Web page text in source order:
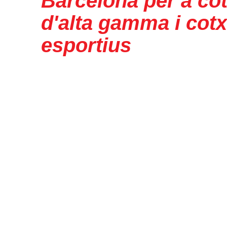
d'alta gamma i
esportius